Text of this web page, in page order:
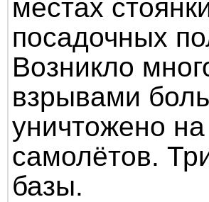
местах
посадочных
Возникло
взрывами
уничтожено
самолётов.
базы.